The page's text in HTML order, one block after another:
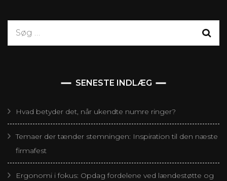
Søg
efter:
SENESTE INDLÆG
Hvad betyder det, når ukendte numre ringer?
Temaer der tænder stemningen: Inspiration til den næste
firmafest
Ergonomi i fokus: Opdag fordelene ved lændestøtte og